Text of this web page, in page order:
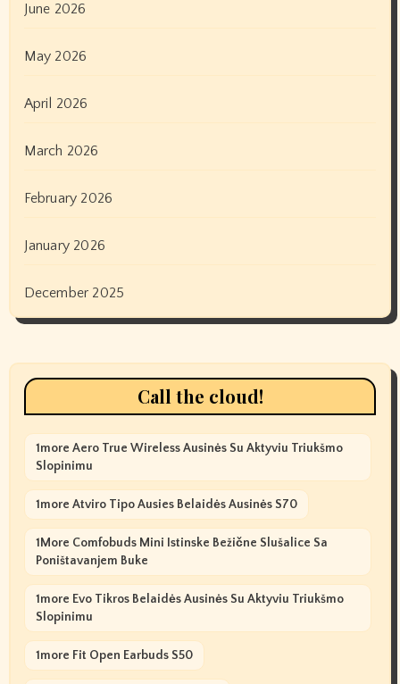
June 2026
May 2026
April 2026
March 2026
February 2026
January 2026
December 2025
Call the cloud!
1more Aero True Wireless Ausinės Su Aktyviu Triukšmo
Slopinimu
1more Atviro Tipo Ausies Belaidės Ausinės S70
1More Comfobuds Mini Istinske Bežične Slušalice Sa
Poništavanjem Buke
1more Evo Tikros Belaidės Ausinės Su Aktyviu Triukšmo
Slopinimu
1more Fit Open Earbuds S50